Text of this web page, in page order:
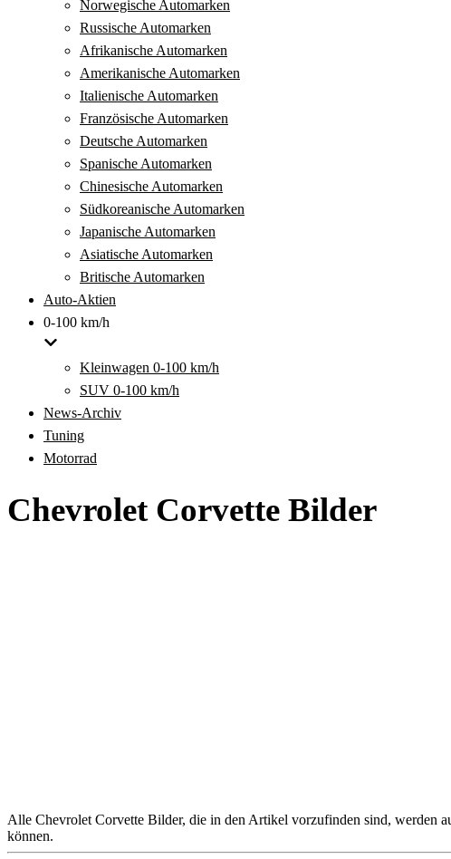
Norwegische Automarken
Russische Automarken
Afrikanische Automarken
Amerikanische Automarken
Italienische Automarken
Französische Automarken
Deutsche Automarken
Spanische Automarken
Chinesische Automarken
Südkoreanische Automarken
Japanische Automarken
Asiatische Automarken
Britische Automarken
Auto-Aktien
0-100 km/h
Kleinwagen 0-100 km/h
SUV 0-100 km/h
News-Archiv
Tuning
Motorrad
Chevrolet Corvette Bilder
Alle Chevrolet Corvette Bilder, die in den Artikel vorzufinden sind, werden
können.